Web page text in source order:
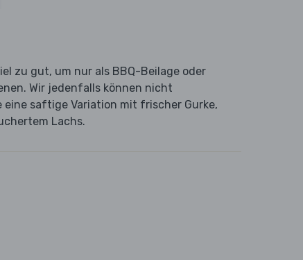
zu gut, um nur als BBQ-Beilage oder
Wir jedenfalls können nicht
saftige Variation mit frischer Gurke,
Lachs.